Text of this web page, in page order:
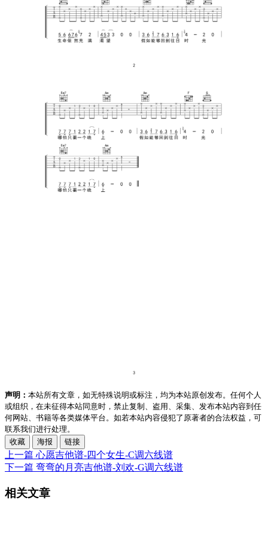
声明： 本站所有文章，如无特殊说明或标注，均为本站原创发布。任何个人
或组织，在未征得本站同意时，禁止复制、盗用、采集、发布本站内容到任
何网站、书籍等各类媒体平台。如若本站内容侵犯了原著者的合法权益，可
联系我们进行处理。
收藏
海报 链接
上一篇 心愿吉他谱-四个女生-C调六线谱
下一篇 弯弯的月亮吉他谱-刘欢-G调六线谱
相关文章